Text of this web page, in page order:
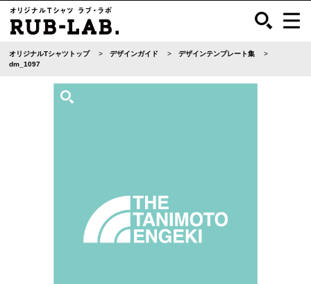
オリジナルTシャツトップ デザインガイド
デザインテンプレート集
dm_1097